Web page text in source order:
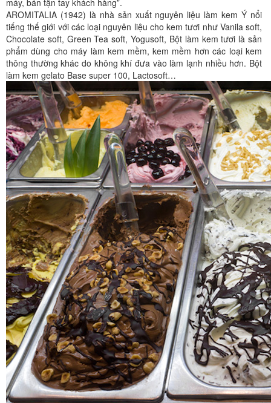
máy, bán tận tay khách hàng”.
AROMITALIA (1942) là nhà sản xuất nguyên liệu làm kem Ý nổi
tiếng thế giới với các loại nguyên liệu cho kem tươi như Vanila soft,
Chocolate soft, Green Tea soft, Yogusoft, Bột làm kem tươi là sản
phẩm dùng cho máy làm kem mềm, kem mềm hơn các loại kem
thông thường khác do không khí đưa vào làm lạnh nhiều hơn. Bột
làm kem gelato Base super 100, Lactosoft…